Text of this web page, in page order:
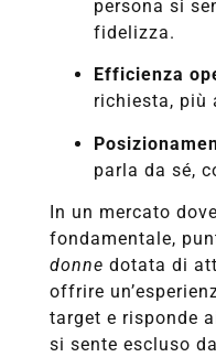
persona si
fidelizza.
Efficienza
richiesta, più
parla da sé,
In un mercato
fondamentale,
donne dotata di
offrire
target e risponde
si sente escluso